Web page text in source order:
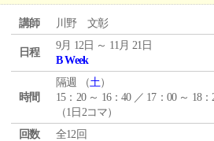
講師 川野 文彰
日程
9月 12日 ～ 11月 21日
B Week
時間
隔週 （土）
15：20 ～ 16：40 ／ 17：00 ～ 18：
（1日2コマ）
回数
全12回